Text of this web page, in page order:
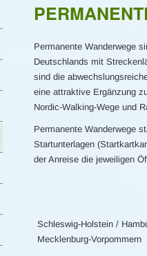
Permanente Wanderwege
Deutschlands mit
sind die
eine attraktive Ergänzung
Nordic-Walking-Wege und
Permanente Wanderwege
Startunterlagen
der Anreise die jeweiligen
Schleswig-Holstein /
Mecklenburg-Vorpommern